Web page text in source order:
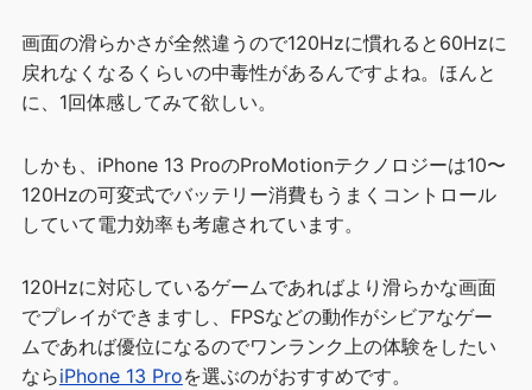
画面の滑らかさが全然違うので120Hzに慣れると60Hzに
戻れなくなるくらいの中毒性があるんですよね。ほんと
に、1回体感してみて欲しい。
しかも、iPhone 13 ProのProMotionテクノロジーは10〜
120Hzの可変式でバッテリー消費もうまくコントロール
していて電力効率も考慮されています。
120Hzに対応しているゲームであればより滑らかな画面
でプレイができますし、FPSなどの動作がシビアなゲー
ムであれば優位になるのでワンランク上の体験をしたい
ならiPhone 13 Proを選ぶのがおすすめです。